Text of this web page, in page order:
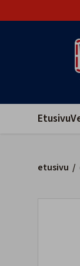
Etusivu
etusivu /